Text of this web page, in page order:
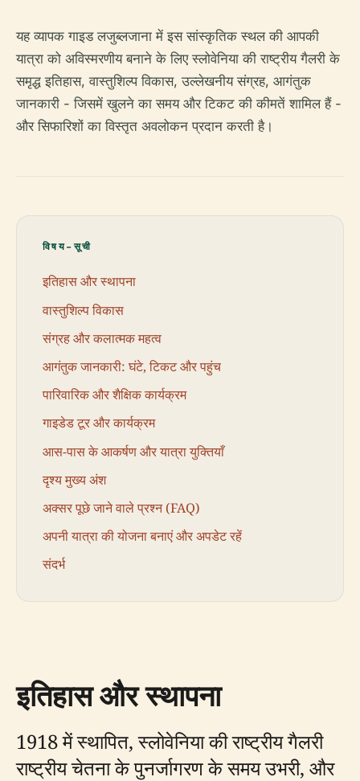
यह व्यापक गाइड लजुब्लजाना में इस सांस्कृतिक स्थल की आपकी
यात्रा को अविस्मरणीय बनाने के लिए स्लोवेनिया की राष्ट्रीय गैलरी के
समृद्ध इतिहास, वास्तुशिल्प विकास, उल्लेखनीय संग्रह, आगंतुक
जानकारी - जिसमें खुलने का समय और टिकट की कीमतें शामिल हैं -
और सिफारिशों का विस्तृत अवलोकन प्रदान करती है।
विषय-सूची
इतिहास और स्थापना
वास्तुशिल्प विकास
संग्रह और कलात्मक महत्व
आगंतुक जानकारी: घंटे, टिकट और पहुंच
पारिवारिक और शैक्षिक कार्यक्रम
गाइडेड टूर और कार्यक्रम
आस-पास के आकर्षण और यात्रा युक्तियाँ
दृश्य मुख्य अंश
अक्सर पूछे जाने वाले प्रश्न (FAQ)
अपनी यात्रा की योजना बनाएं और अपडेट रहें
संदर्भ
इतिहास और स्थापना
1918 में स्थापित, स्लोवेनिया की राष्ट्रीय गैलरी
राष्ट्रीय चेतना के पुनर्जागरण के समय उभरी, और